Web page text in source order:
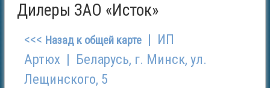
Дилеры ЗАО «Исток»
<<< Назад к общей карте | ИП
Артюх | Беларусь, г. Минск, ул.
Лещинского, 5